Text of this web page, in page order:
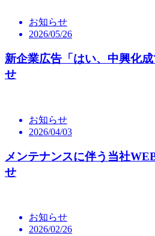
お知らせ
2026/05/26
新企業広告「はい、中興化
せ
お知らせ
2026/04/03
メンテナンスに伴う当社
せ
お知らせ
2026/02/26